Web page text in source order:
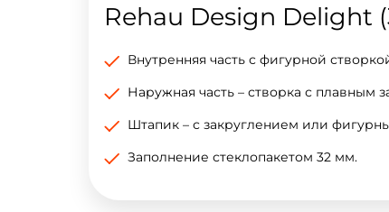
Rehau Design Delight
Внутренняя часть с фигурной
Наружная часть – створка с плавным
Штапик – с закруглением или
Заполнение стеклопакетом 32 мм.